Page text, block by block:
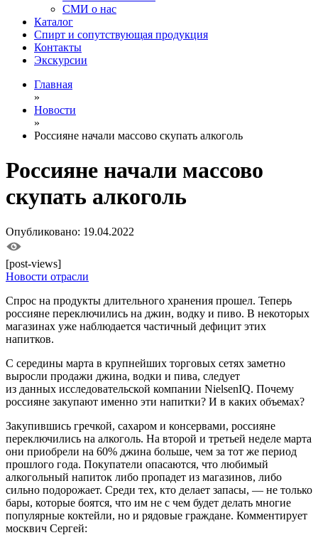
СМИ о нас
Каталог
Спирт и сопутствующая продукция
Контакты
Экскурсии
Главная
»
Новости
»
Россияне начали массово скупать алкоголь
Россияне начали массово
скупать алкоголь
Опубликовано: 19.04.2022
[post-views]
Новости отрасли
Спрос на продукты длительного хранения прошел. Теперь
россияне переключились на джин, водку и пиво. В некоторых
магазинах уже наблюдается частичный дефицит этих
напитков.
С середины марта в крупнейших торговых сетях заметно
выросли продажи джина, водки и пива, следует
из данных исследовательской компании NielsenIQ. Почему
россияне закупают именно эти напитки? И в каких объемах?
Закупившись гречкой, сахаром и консервами, россияне
переключились на алкоголь. На второй и третьей неделе марта
они приобрели на 60% джина больше, чем за тот же период
прошлого года. Покупатели опасаются, что любимый
алкогольный напиток либо пропадет из магазинов, либо
сильно подорожает. Среди тех, кто делает запасы, — не только
бары, которые боятся, что им не с чем будет делать многие
популярные коктейли, но и рядовые граждане. Комментирует
москвич Сергей: